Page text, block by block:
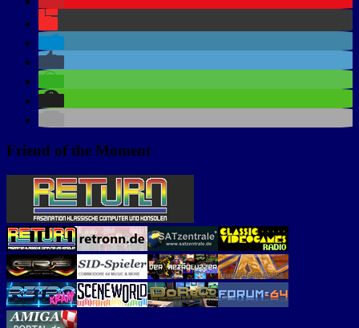
Friend of the Moment